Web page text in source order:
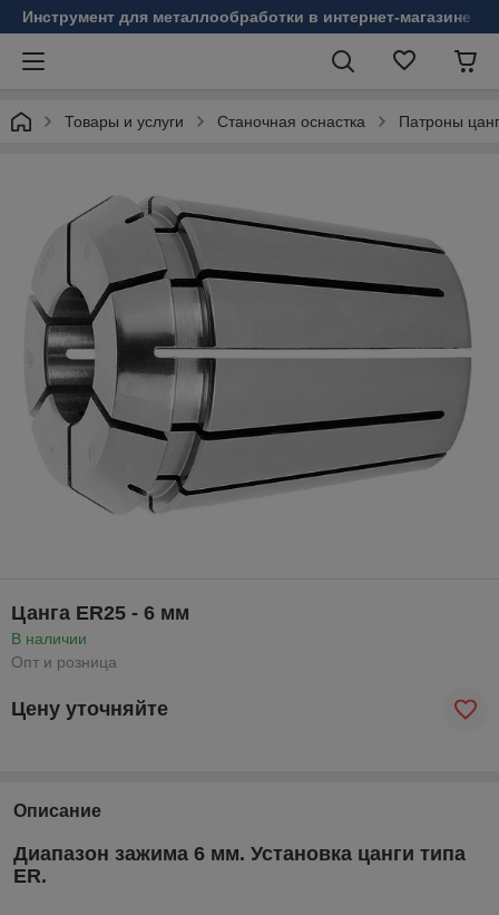
Инструмент для металлообработки в интернет-магазине
Товары и услуги Станочная оснастка Патроны
Цанга ER25 - 6 мм
В наличии
Опт и розница
Цену уточняйте
Описание
Диапазон зажима 6 мм. Установка цанги типа
ER.